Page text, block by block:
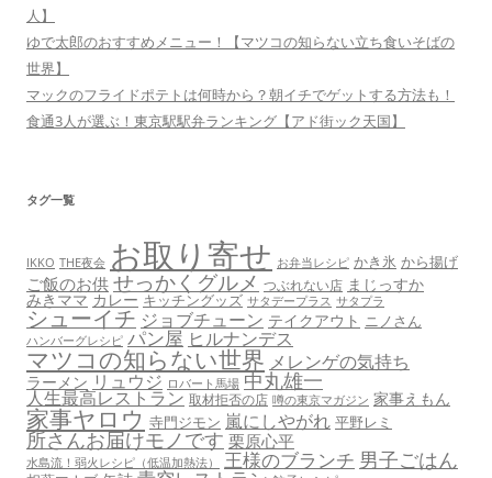
人】
ゆで太郎のおすすめメニュー！【マツコの知らない立ち食いそばの
世界】
マックのフライドポテトは何時から？朝イチでゲットする方法も！
食通3人が選ぶ！東京駅駅弁ランキング【アド街ック天国】
タグ一覧
IKKO THE夜会 お取り寄せ お弁当レシピ かき氷 から揚げ
ご飯のお供 せっかくグルメ つぶれない店 まじっすか
みきママ カレー キッチングッズ サタデープラス サタプラ
シューイチ ジョブチューン テイクアウト ニノさん
ハンバーグレシピ パン屋 ヒルナンデス
マツコの知らない世界 メレンゲの気持ち
ラーメン リュウジ ロバート馬場 中丸雄一
人生最高レストラン 取材拒否の店 噂の東京マガジン 家事えもん
家事ヤロウ 寺門ジモン 嵐にしやがれ 平野レミ
所さんお届けモノです 栗原心平
水島流！弱火レシピ（低温加熱法） 王様のブランチ 男子ごはん